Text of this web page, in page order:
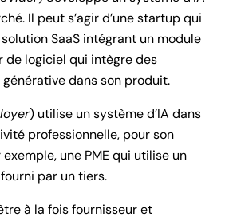
Il peut s’agir d’une startup qui
SaaS intégrant un module
de logiciel qui intègre des
dans son produit.
) utilise un système d’IA dans
professionnelle, pour son
une PME qui utilise un
par un tiers.
à la fois fournisseur et